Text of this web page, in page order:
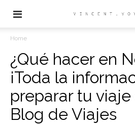
Home
¿Qué hacer en
¡Toda la
preparar tu viaje
Blog de Viajes